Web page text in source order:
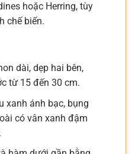
hoặc Herring, tùy
chế biến.
dài, dẹp hai bên,
từ 15 đến 30 cm.
xanh ánh bạc, bụng
có vân xanh đậm